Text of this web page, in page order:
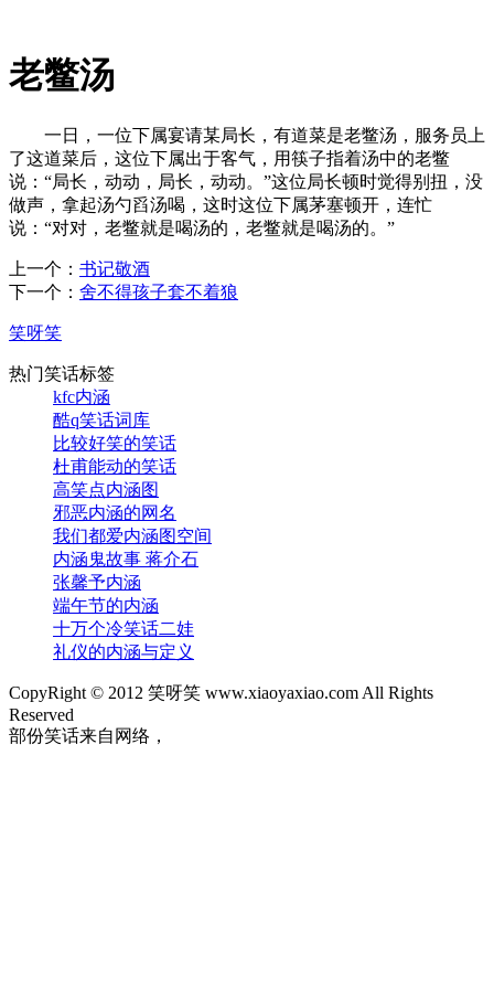
老鳖汤
一日，一位下属宴请某局长，有道菜是老鳖汤，服务员上
了这道菜后，这位下属出于客气，用筷子指着汤中的老鳖
说：“局长，动动，局长，动动。”这位局长顿时觉得别扭，没
做声，拿起汤勺舀汤喝，这时这位下属茅塞顿开，连忙
说：“对对，老鳖就是喝汤的，老鳖就是喝汤的。”
上一个： 书记敬酒
下一个： 舍不得孩子套不着狼
笑呀笑
热门笑话标签
kfc内涵
酷q笑话词库
比较好笑的笑话
杜甫能动的笑话
高笑点内涵图
邪恶内涵的网名
我们都爱内涵图空间
内涵鬼故事 蒋介石
张馨予内涵
端午节的内涵
十万个冷笑话二娃
礼仪的内涵与定义
CopyRight © 2012 笑呀笑 www.xiaoyaxiao.com All Rights
Reserved
部份笑话来自网络，